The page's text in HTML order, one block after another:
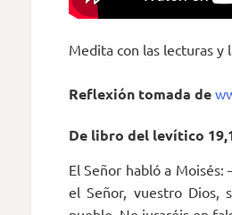
Medita con las lecturas
Reflexión tomada de
De libro del levítico
El Señor habló a Moisés:
el Señor, vuestro Dios,